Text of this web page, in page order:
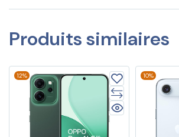
Produits similaires
12% 10%